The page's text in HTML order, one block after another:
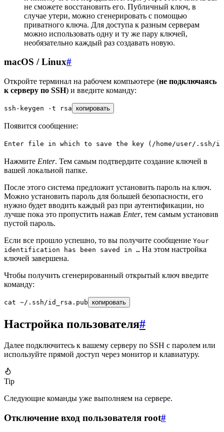
не сможете восстановить его. Публичный ключ, в
случае утери, можно сгенерировать с помощью
приватного ключа. Для доступа к разным серверам
можно использовать одну и ту же пару ключей,
необязательно каждый раз создавать новую.
macOS / Linux#
Откройте терминал на рабочем компьютере (не подключаясь
к серверу по SSH) и введите команду:
ssh-keygen -t rsa копировать
Появится сообщение:
Enter file in which to save the key (/home/user/.ssh/
Нажмите Enter. Тем самым подтвердите создание ключей в
вашей локальной папке.
После этого система предложит установить пароль на ключ.
Можно установить пароль для большей безопасности, его
нужно будет вводить каждый раз при аутентификации, но
лучше пока это пропустить нажав Enter, тем самым установив
пустой пароль.
Если все прошло успешно, то вы получите сообщение Your
identification has been saved in … На этом настройка
ключей завершена.
Чтобы получить сгенерированный открытый ключ введите
команду:
cat ~/.ssh/id_rsa.pub копировать
Настройка пользователя#
Далее подключитесь к вашему серверу по SSH с паролем или
используйте прямой доступ через монитор и клавиатуру.
Tip
Следующие команды уже выполняем на сервере.
Отключение вход пользователя root#